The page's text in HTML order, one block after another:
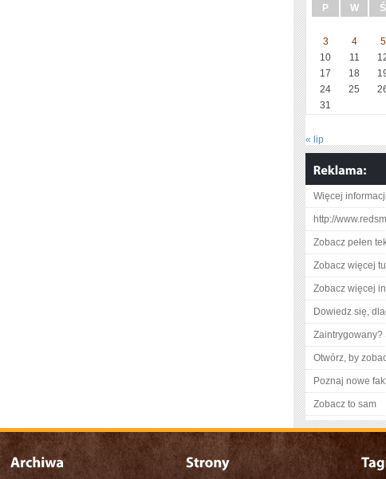
P W Ś
3
4 5
10
11
17
18
24
25
31
« lip
Więcej informacji
http://
Zobacz pełen
Zobacz więcej
Zobacz więcej
Dowiedz się,
Zaintrygowany?
Otwórz, by
Poznaj nowe
Zobacz to sam